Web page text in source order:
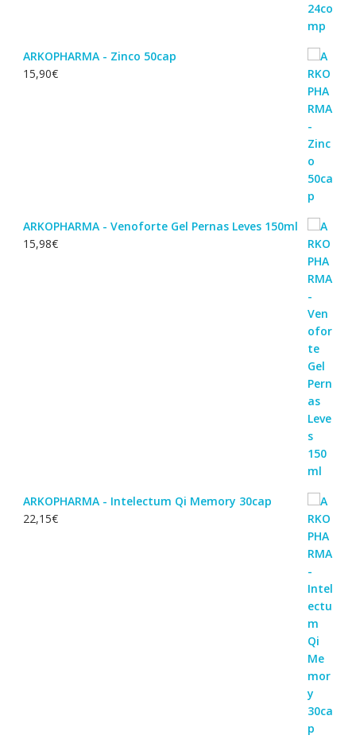
ARKOPHARMA - Zinco 50cap
15,90€
ARKOPHARMA - Venoforte Gel Pernas Leves 150ml
15,98€
ARKOPHARMA - Intelectum Qi Memory 30cap
22,15€